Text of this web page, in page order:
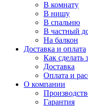
В комнату
В нишу
В спальню
В частный
На балкон
Доставка и оплата
Как сделать
Доставка
Оплата и
О компании
Гарантия